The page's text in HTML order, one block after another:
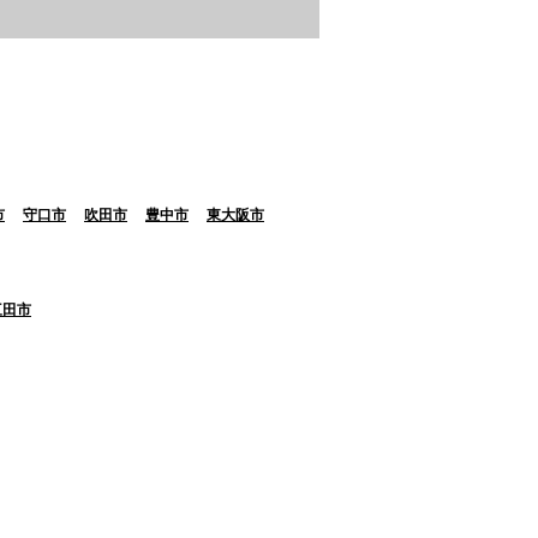
守口市 吹田市 豊中市 東大阪市
市